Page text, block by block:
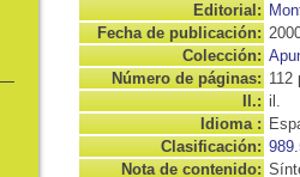
Editorial:
Fecha de publicación:
Colección:
Número de páginas: 112
Il.: il.
Idioma :
Clasificación:
Nota de contenido: